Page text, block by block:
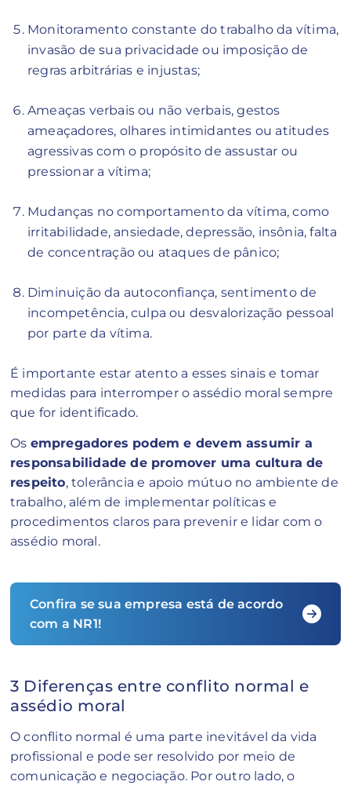
Monitoramento constante do trabalho da vítima,
invasão de sua privacidade ou imposição de
regras arbitrárias e injustas;
Ameaças verbais ou não verbais, gestos
ameaçadores, olhares intimidantes ou atitudes
agressivas com o propósito de assustar ou
pressionar a vítima;
Mudanças no comportamento da vítima, como
irritabilidade, ansiedade, depressão, insônia, falta
de concentração ou ataques de pânico;
Diminuição da autoconfiança, sentimento de
incompetência, culpa ou desvalorização pessoal
por parte da vítima.
É importante estar atento a esses sinais e tomar
medidas para interromper o assédio moral sempre
que for identificado.
Os empregadores podem e devem assumir a
responsabilidade de promover uma cultura de
respeito, tolerância e apoio mútuo no ambiente de
trabalho, além de implementar políticas e
procedimentos claros para prevenir e lidar com o
assédio moral.
Confira se sua empresa está de acordo
com a NR1!
3 Diferenças entre conflito normal e
assédio moral
O conflito normal é uma parte inevitável da vida
profissional e pode ser resolvido por meio de
comunicação e negociação. Por outro lado, o